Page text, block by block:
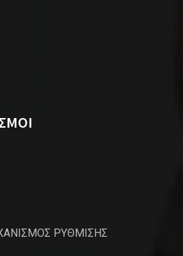
ΡΥΘΜΙΣΗΣ